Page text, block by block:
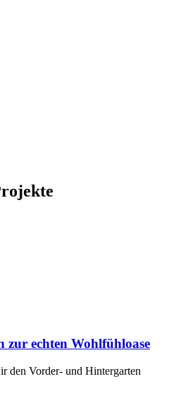
zur echten Wohlfühloase
den Vorder- und Hintergarten